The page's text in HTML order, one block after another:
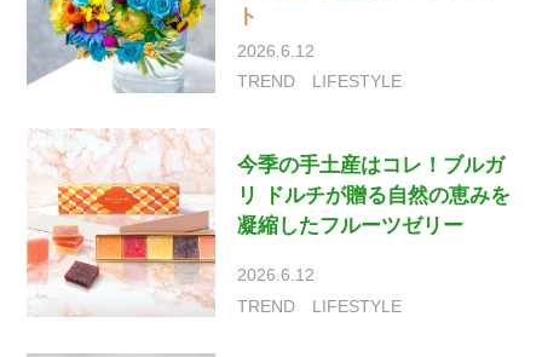
ト
2026.6.12
TREND
LIFESTYLE
今季の手土産はコレ！ブルガ
リ ドルチが贈る自然の恵みを
凝縮したフルーツゼリー
2026.6.12
TREND
LIFESTYLE